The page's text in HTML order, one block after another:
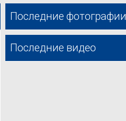
Последние фотографии
Последние видео